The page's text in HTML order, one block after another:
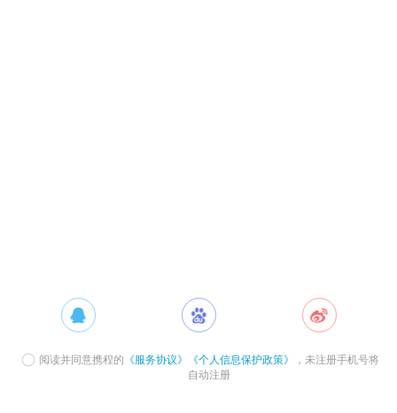
阅读并同意携程的 《服务协议》 《个人信息保护政策》
，未注册手机号将
自动注册